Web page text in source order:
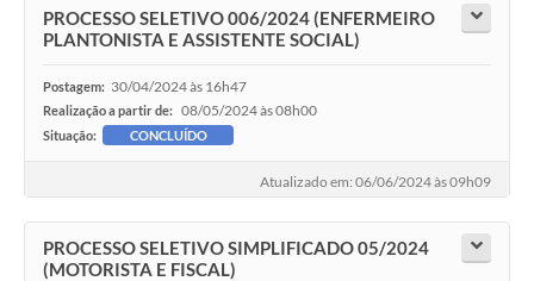
PROCESSO SELETIVO 006/2024 (ENFERMEIRO
PLANTONISTA E ASSISTENTE SOCIAL)
Postagem: 30/04/2024 às 16h47
Realização a partir de: 08/05/2024 às 08h00
Situação: CONCLUÍDO
Atualizado em: 06/06/2024 às 09h09
PROCESSO SELETIVO SIMPLIFICADO 05/2024
(MOTORISTA E FISCAL)